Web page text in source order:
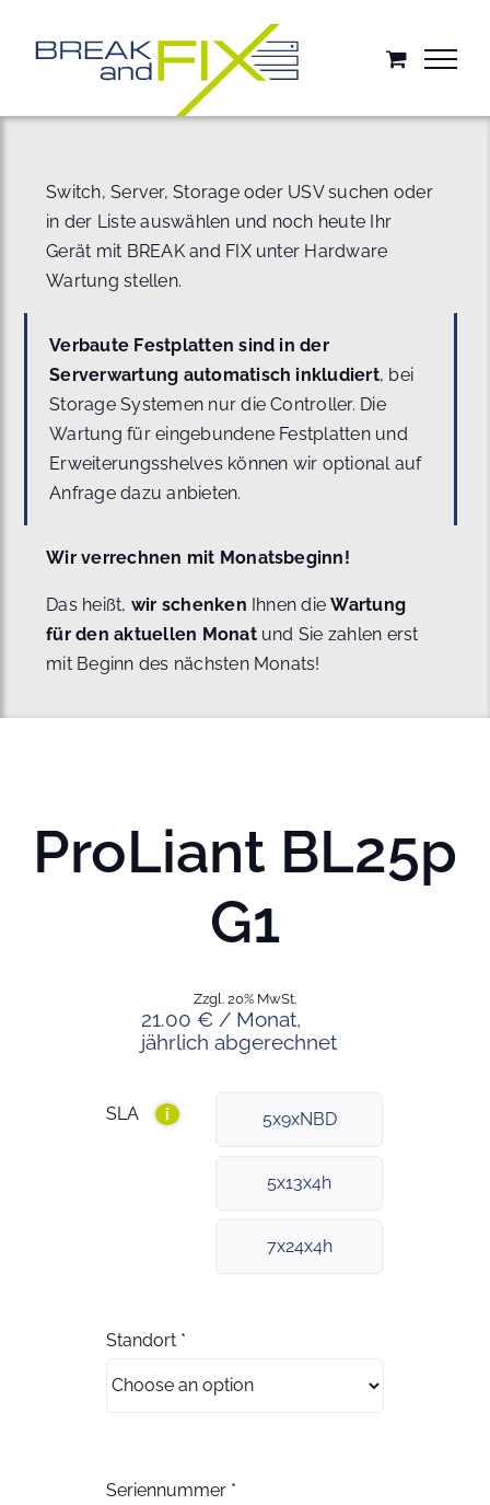
springen
Switch, Server, Storage oder USV suchen oder
in der Liste auswählen und noch heute Ihr
Gerät mit BREAK and FIX unter Hardware
Wartung stellen.
Verbaute Festplatten sind in der
Serverwartung automatisch inkludiert, bei
Storage Systemen nur die Controller. Die
Wartung für eingebundene Festplatten und
Erweiterungsshelves können wir optional auf
Anfrage dazu anbieten.
Wir verrechnen mit Monatsbeginn!
Das heißt, wir schenken Ihnen dieWartung
für den aktuellen Monat und Sie zahlen erst
mit Beginn des nächsten Monats!
ProLiant BL25p
G1
21.00 € / Monat,
jährlich abgerechnet
Zzgl. 20% MwSt.
SLA i 5x9xNBD
5x13x4h
7x24x4h
Standort *
Seriennummer *